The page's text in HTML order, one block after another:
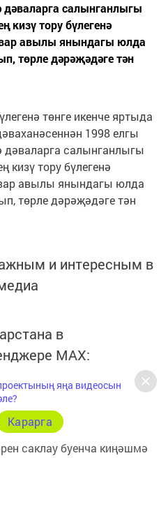
дәваларга салынганлыгы
кизү тору бүлегенә
авылы янындагы юлда
төрле дәрәҗәдәге тән
төнге икенче яртыда
1998 елгы
дәваларга салынганлыгы
кизү тору бүлегенә
авылы янындагы юлда
төрле дәрәҗәдәге тән
и интересным в
в
MАХ:
юлларында 6 кеше һәлак
саклау буенча киңәшмә
яңа видеосын
Карарга